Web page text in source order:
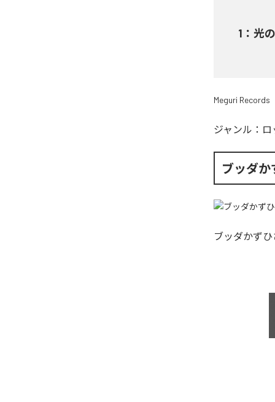
1 ： 光
Meguri Records
ジャンル： ロ
ブッダか
ブッダかずひ